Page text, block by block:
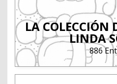
LA COLECCIÓN
LINDA
886